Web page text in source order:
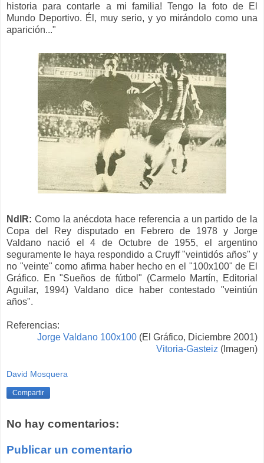
historia para contarle a mi familia! Tengo la foto de El
Mundo Deportivo. Él, muy serio, y yo mirándolo como una
aparición..."
NdlR: Como l a anécdota hace referencia a un partido de la
Copa del Rey disputado en Febrero de 1978 y Jorge
Valdano nació el 4 de Octubre de 1955, el argentino
seguramente le haya respondido a Cruyff"veintidós años" y
no "veinte" como afirma haber hecho en el "100x100" de El
Gráfico.
En "Sueños de fútbol" (Carmelo Martín, Editorial
Aguilar, 1994) Valdano
dice haber contestado "veintiún
años".
Referencias:
Jorge Valdano 100x100 (El Gráfico, Diciembre 2001)
Vitoria-Gasteiz (Imagen)
David Mosquera
Compartir
No hay comentarios:
Publicar un comentario